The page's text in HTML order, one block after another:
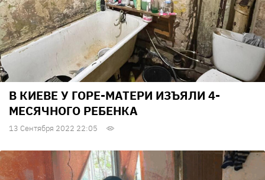
В КИЕВЕ У ГОРЕ-МАТЕРИ ИЗЪЯЛИ 4-
МЕСЯЧНОГО РЕБЕНКА
13 Сентября 2022 22:05